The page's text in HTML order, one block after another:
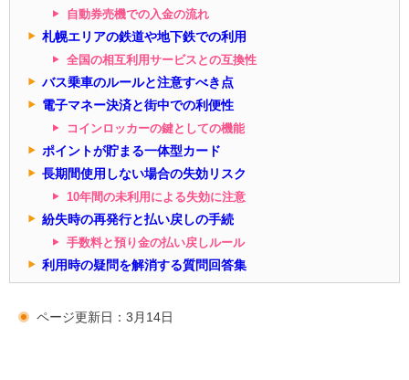
自動券売機での入金の流れ
札幌エリアの鉄道や地下鉄での利用
全国の相互利用サービスとの互換性
バス乗車のルールと注意すべき点
電子マネー決済と街中での利便性
コインロッカーの鍵としての機能
ポイントが貯まる一体型カード
長期間使用しない場合の失効リスク
10年間の未利用による失効に注意
紛失時の再発行と払い戻しの手続
手数料と預り金の払い戻しルール
利用時の疑問を解消する質問回答集
ページ更新日：3月14日